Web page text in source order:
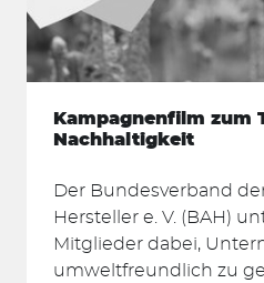
Kampagnenfilm zum
Nachhaltigkeit
Der Bundesverband
Hersteller e. V. (BAH)
Mitglieder dabei,
umweltfreundlich zu